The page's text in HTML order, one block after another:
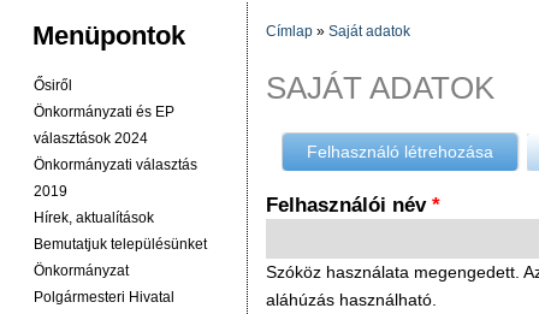
Menüpontok
Ősiről
Önkormányzati és EP
választások 2024
Önkormányzati választás
2019
Hírek, aktualítások
Bemutatjuk településünket
Önkormányzat
Polgármesteri Hivatal
JELENLEGI HELY
Címlap » Saját adatok
SAJÁT ADATOK
Felhasználó létrehozása
Felhasználói név *
Szóköz használata megengedett.
aláhúzás használható.